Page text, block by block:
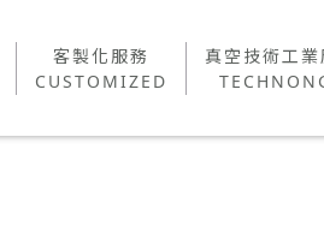
客製化服務
CUSTOMIZED
真空技術工業應
TECHNONGY
客製化服務
CUSTOMIZED
真空技術工業